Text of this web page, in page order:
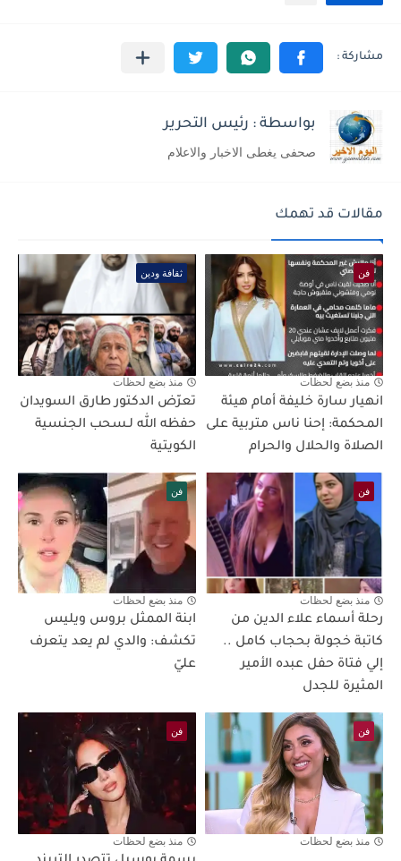
بواسطة : رئيس التحرير
صحفى يغطى الاخبار والاعلام
مقالات قد تهمك
فن
منذ بضع لحظات
انهيار سارة خليفة أمام هيئة
المحكمة: إحنا ناس متربية على
الصلاة والحلال والحرام
ثقافة ودين
منذ بضع لحظات
تعرّض الدكتور طارق السويدان
حفظه الله لـسحب الجنسية
الكويتية
فن
منذ بضع لحظات
رحلة أسماء علاء الدين من
كاتبة خجولة بحجاب كامل ..
إلي فتاة حفل عبده الأمير
المثيرة للجدل
فن
منذ بضع لحظات
ابنة الممثل بروس ويليس
تكشف: والدي لم يعد يتعرف
عليّ
فن
منذ بضع لحظات
فن
منذ بضع لحظات